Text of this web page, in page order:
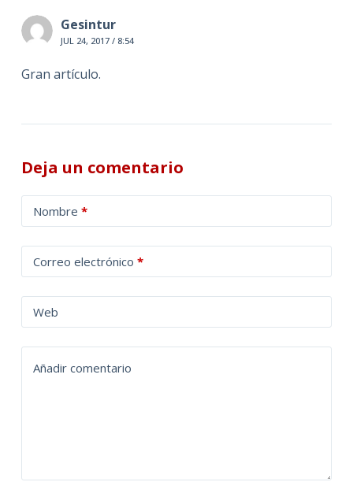
Gesintur
JUL 24, 2017 / 8:54
Gran artículo.
Deja un comentario
Nombre *
Correo electrónico *
Web
Añadir comentario
l
t
a
t